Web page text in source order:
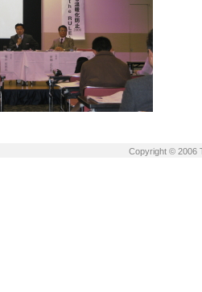
Copyright © 2006